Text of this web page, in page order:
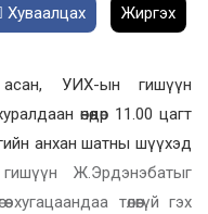
Хуваалцах Жиргэх
УИХ-ын гишүүн
өнөөдөр 11.00 цагт
анхан шатны шүүхэд
Ж.Эрдэнэбатыг
төлөөгүй гэх